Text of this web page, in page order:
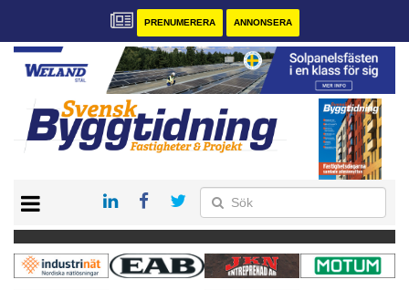
PRENUMERERA ANNONSERA
PRENUMERERA
VÅRA ANDRA MAGASIN